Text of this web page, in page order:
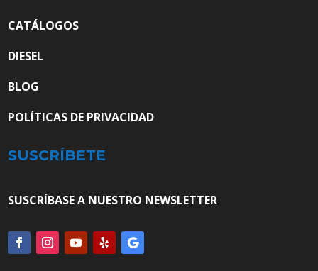
CATÁLOGOS
DIESEL
BLOG
POLÍTICAS DE PRIVACIDAD
SUSCRÍBETE
SUSCRÍBASE A NUESTRO NEWSLETTER